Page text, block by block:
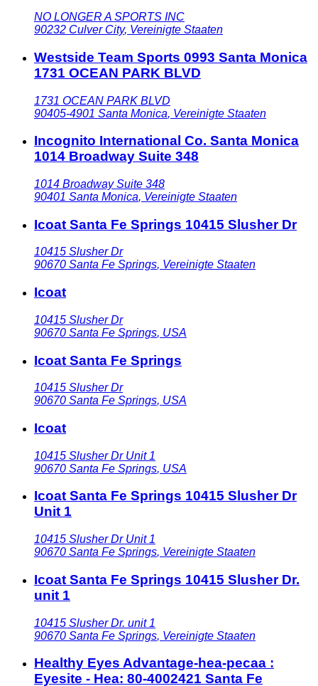
NO LONGER A SPORTS INC
90232 Culver City, Vereinigte Staaten
Westside Team Sports 0993 Santa Monica
1731 OCEAN PARK BLVD
1731 OCEAN PARK BLVD
90405-4901 Santa Monica, Vereinigte Staaten
Incognito International Co. Santa Monica
1014 Broadway Suite 348
1014 Broadway Suite 348
90401 Santa Monica, Vereinigte Staaten
Icoat Santa Fe Springs 10415 Slusher Dr
10415 Slusher Dr
90670 Santa Fe Springs, Vereinigte Staaten
Icoat
10415 Slusher Dr
90670 Santa Fe Springs, USA
Icoat Santa Fe Springs
10415 Slusher Dr
90670 Santa Fe Springs, USA
Icoat
10415 Slusher Dr Unit 1
90670 Santa Fe Springs, USA
Icoat Santa Fe Springs 10415 Slusher Dr
Unit 1
10415 Slusher Dr Unit 1
90670 Santa Fe Springs, Vereinigte Staaten
Icoat Santa Fe Springs 10415 Slusher Dr.
unit 1
10415 Slusher Dr. unit 1
90670 Santa Fe Springs, Vereinigte Staaten
Healthy Eyes Advantage-hea-pecaa :
Eyesite - Hea: 80-4002421 Santa Fe